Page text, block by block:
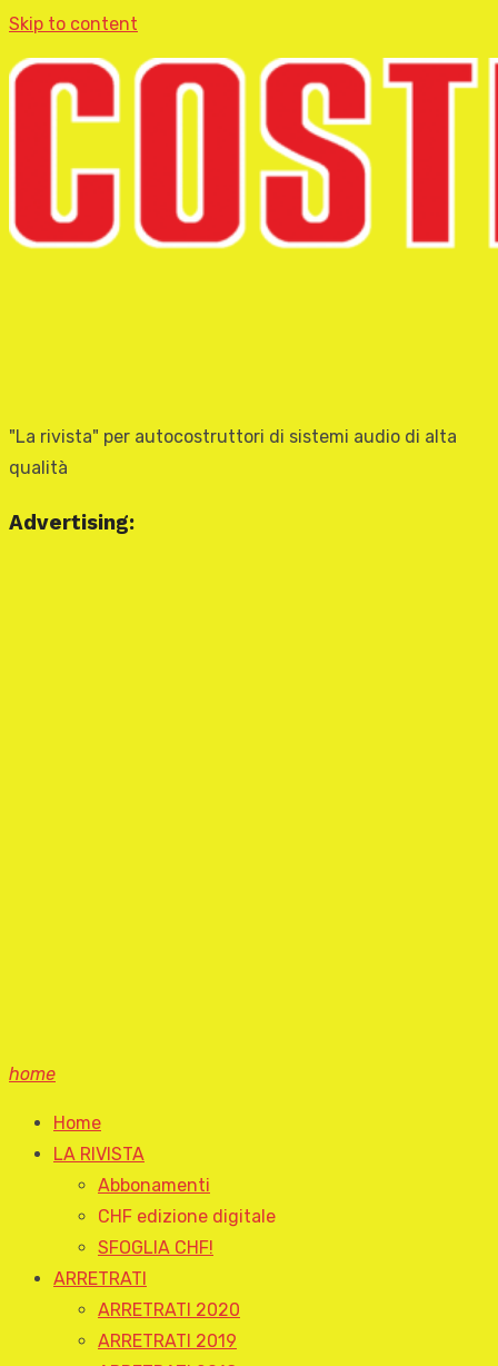
Skip to content
"La rivista" per autocostruttori di sistemi audio di alta
qualità
Advertising:
home
Home
LA RIVISTA
Abbonamenti
CHF edizione digitale
SFOGLIA CHF!
ARRETRATI
ARRETRATI 2020
ARRETRATI 2019